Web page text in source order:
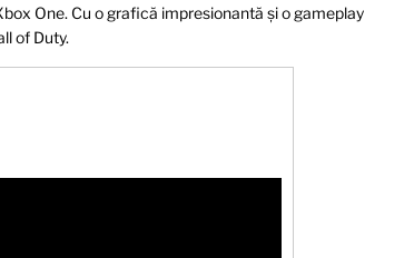
One. Cu o grafică impresionantă și o gameplay
of Duty.